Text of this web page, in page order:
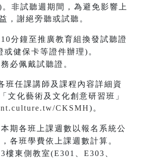
非試聽週期間，為避免影響上
，謝絕旁聽或試聽。
分鐘至推廣教育組換發試聽證
或健保卡等證件辦理)。
必佩戴試聽證。
班任課講師及課程內容詳細資
文化藝術及文化創意研習班」
CKSMH)。
本期各班上課週數以報名系統公
各班學費依上課週數計算。
3樓東側教室(E301、E303、